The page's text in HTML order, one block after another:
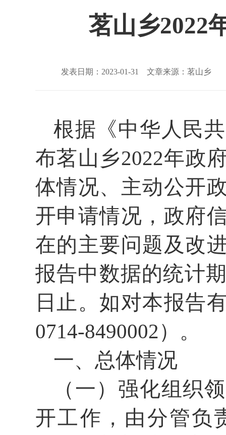
茗山乡2022
发表日期：2023-01-31 文章来源：茗山乡
根据《中华人民
布茗山乡2022年政
体情况、主动公开
开申请情况，政府
在的主要问题及改
报告中数据的统计
日止。如对本报告
0714-8490002）。
一、总体情况
（一）强化组织
开工作，由分管负